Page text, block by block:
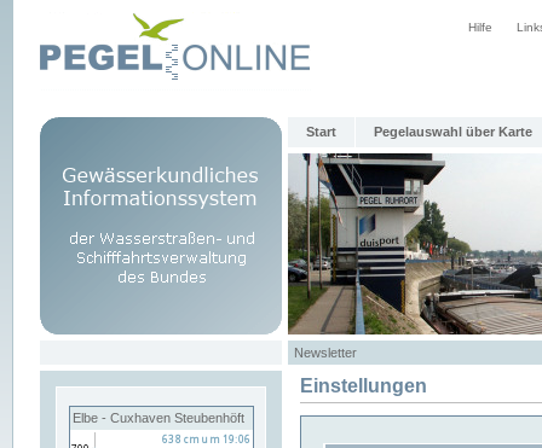
Hilfe
Start Pegelauswahl über Karte
Newsletter
Elbe - Cuxhaven Steubenhöft
Einstellungen